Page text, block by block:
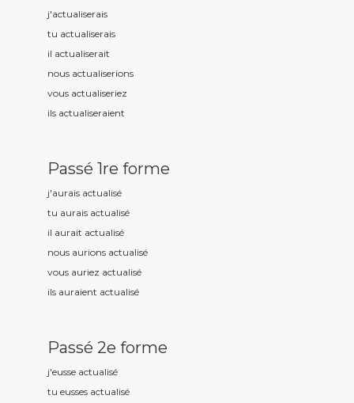
j'actualiserais
tu actualiserais
il actualiserait
nous actualiserions
vous actualiseriez
ils actualiseraient
Passé 1re forme
j'aurais actualisé
tu aurais actualisé
il aurait actualisé
nous aurions actualisé
vous auriez actualisé
ils auraient actualisé
Passé 2e forme
j'eusse actualisé
tu eusses actualisé